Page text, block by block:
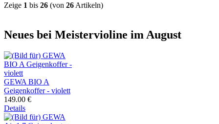
Zeige 1 bis 26 (von 26 Artikeln)
Neues bei Meistervioline im August
GEWA BIO A
Geigenkoffer - violett
149.00 €
Details